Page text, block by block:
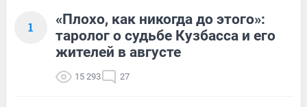
1
«Плохо, как никогда до этого»:
таролог о судьбе Кузбасса и его
жителей в августе
15 293 27